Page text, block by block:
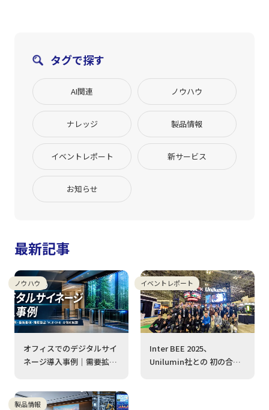
タグで探す
AI関連 ノウハウ
ナレッジ 製品情報
イベントレポート 新サービス
お知らせ
最新記事
ノウハウ
オフィスでのデジタルサイ
ネージ導入事例｜需要拡大
説
イベントレポート
Inter BEE 2025、
Unilumin社との 初の合同
製品情報